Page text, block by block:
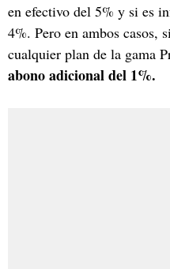
en efectivo del 5% y si es
4%. Pero en ambos casos,
cualquier plan de la gama
abono adicional del 1%.